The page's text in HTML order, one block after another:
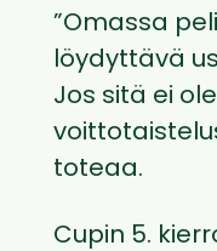
”Omassa
löydyttävä
Jos sitä ei
toteaa.
Cupin 5.